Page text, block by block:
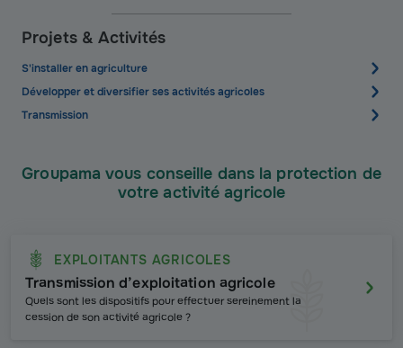
Projets & Activités
S'installer en agriculture
Développer et diversifier ses activités agricoles
Transmission
Groupama vous conseille dans la protection de
votre activité agricole
EXPLOITANTS AGRICOLES
Transmission d’exploitation agricole
Quels sont les dispositifs pour effectuer sereinement la
cession de son activité agricole ?